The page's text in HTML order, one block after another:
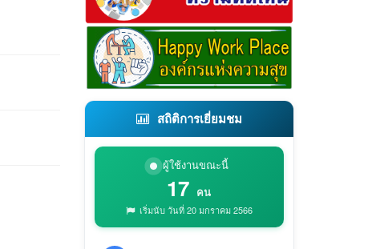
สถิติการเยี่ยมชม
ผู้ใช้งานขณะนี้
17 คน
เริ่มนับ วันที่ 20 มกราคม 2566